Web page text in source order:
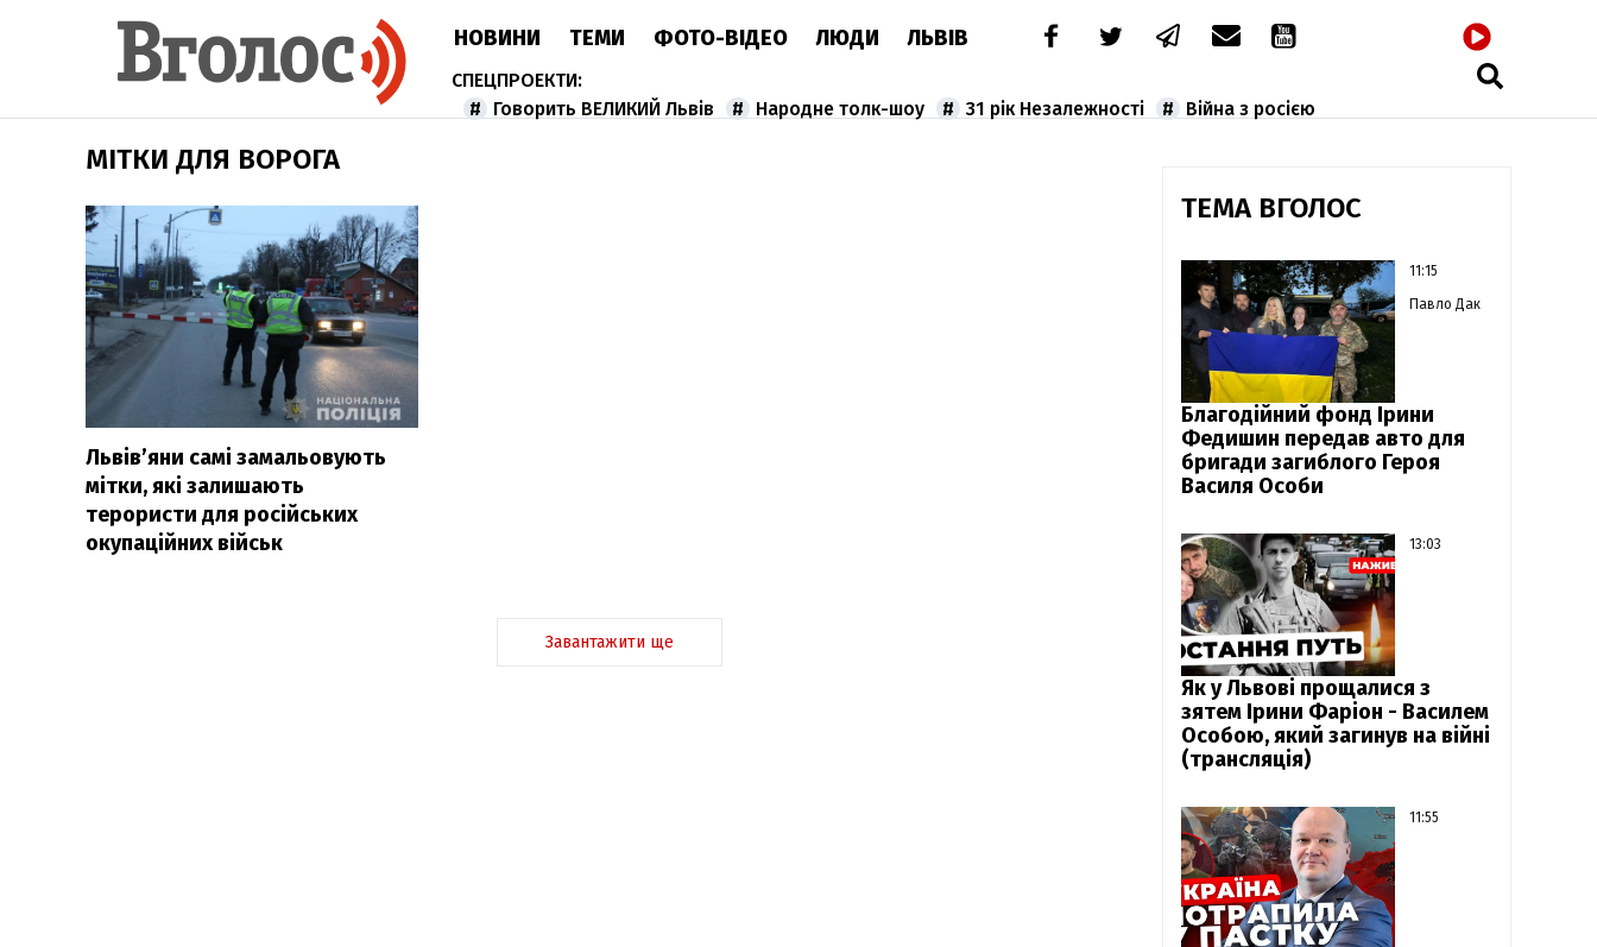
НОВИНИ ТЕМИ ФОТО-ВІДЕО ЛЮДИ ЛЬВІВ
Говорить ВЕЛИКИЙ Львів Народне толк-шоу 31 рік Незалежності Війна з росією
МІТКИ ДЛЯ ВОРОГА
Львів’яни самі замальовують
мітки, які залишають
терористи для російських
окупаційних військ
Завантажити ще
ТЕМА ВГОЛОС
11:15
Павло Дак
Благодійний фонд Ірини
Федишин передав авто для
бригади загиблого Героя
Василя Особи
13:03
Як у Львові прощалися з
зятем Ірини Фаріон - Василем
Особою, який загинув на війні
(трансляція)
11:55